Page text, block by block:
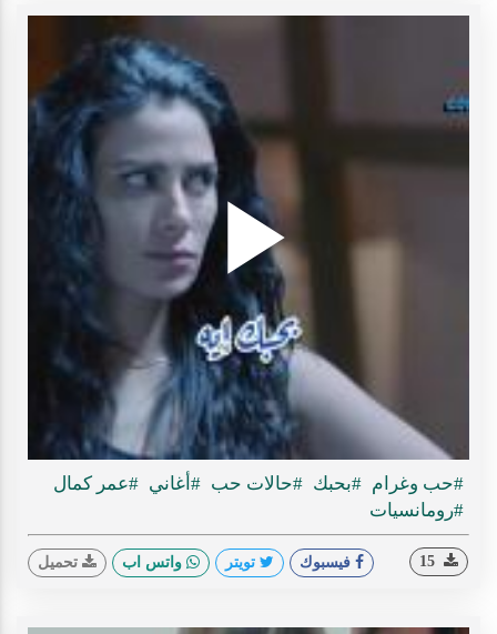
Play
#حب وغرام #بحبك #حالات حب #أغاني #عمر كمال
#رومانسيات
فيسبوك تويتر واتس اب تحميل